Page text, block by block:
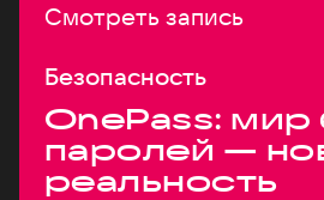
Смотреть запись
Безопасность
OnePass: мир
паролей —
реальность